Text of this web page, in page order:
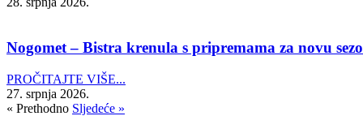
Nogomet – Bistra krenula s pripremama za novu
PROČITAJTE VIŠE...
27. srpnja 2026.
« Prethodno Sljedeće »